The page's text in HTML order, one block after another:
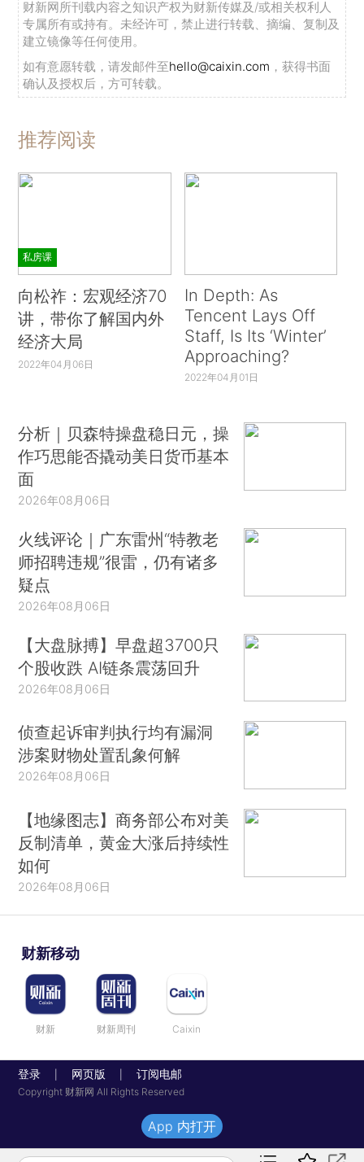
财新网所刊载内容之知识产权为财新传媒及/或相关权利人
专属所有或持有。未经许可，禁止进行转载、摘编、复制及
建立镜像等任何使用。
如有意愿转载，请发邮件至hello@caixin.com ，获得书面
确认及授权后，方可转载。
推荐阅读
私房课
向松祚：宏观经济70
讲，带你了解国内外
经济大局
2022年04月06日
In Depth: As
Tencent Lays Off
Staff, Is Its ‘Winter’
Approaching?
2022年04月01日
分析｜贝森特操盘稳日元，操
作巧思能否撬动美日货币基本
面
2026年08月06日
火线评论｜广东雷州“特教老
师招聘违规”很雷，仍有诸多
疑点
2026年08月06日
【大盘脉搏】早盘超3700只
个股收跌 AI链条震荡回升
2026年08月06日
侦查起诉审判执行均有漏洞
涉案财物处置乱象何解
2026年08月06日
【地缘图志】商务部公布对美
反制清单，黄金大涨后持续性
如何
2026年08月06日
财新移动
财新 财新周刊 Caixin
登录 网页版 订阅电邮
Copyright 财新网 All Rights Reserved
App 内打开